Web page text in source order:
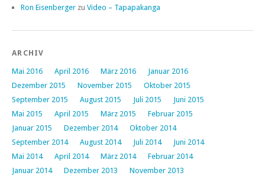
Ron Eisenberger zu Video – Tapapakanga
ARCHIV
Mai 2016 April 2016 März 2016
Januar 2016
Dezember 2015
November 2015
Oktober 2015
September 2015
August 2015 Juli 2015
Juni 2015
Mai 2015
April 2015 März 2015
Februar 2015
Januar 2015
Dezember 2014
Oktober 2014
September 2014
August 2014 Juli 2014
Juni 2014
Mai 2014
April 2014 März 2014
Februar 2014
Januar 2014
Dezember 2013
November 2013